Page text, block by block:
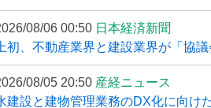
08/06 00:50 日本経済新聞
初、不動産業界と建設業界が「協
08/05 20:50 産経ニュース
建設と建物管理業務のDX化に向け